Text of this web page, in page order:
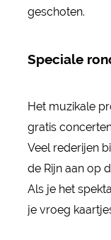
geschoten.
Speciale
Het muzikale
gratis
Veel rederijen
de Rijn aan op
Als je het
je vroeg